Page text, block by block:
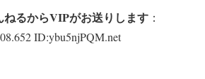
ねるからVIPがお送りします ：
ID:ybu5njPQM.net